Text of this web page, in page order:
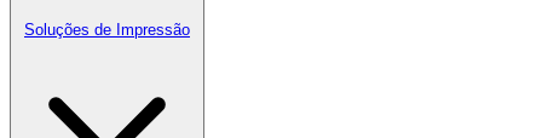
Soluções de Impressão